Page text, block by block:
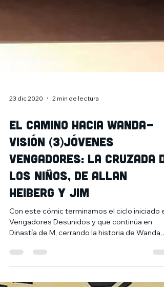
El camino hacia Wanda-
Visión (3)Jóvenes
Vengadores: La cruzada
los niños, de Allan
Heiberg y Jim
Con este cómic terminamos el ciclo iniciado
Dinastía de M, cerrando la historia de Wanda,
el...